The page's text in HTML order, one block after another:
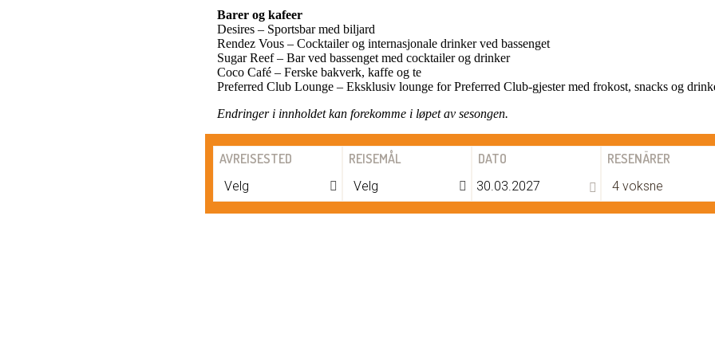
Barer og kafeer
Desires – Sportsbar med biljard
Rendez Vous – Cocktailer og internasjonale drinker ved bassenget
Sugar Reef – Bar ved bassenget med cocktailer og drinker
Coco Café – Ferske bakverk, kaffe og te
Preferred Club Lounge – Eksklusiv lounge for Preferred Club-gjester med frokost, snacks og
Endringer i innholdet kan forekomme i løpet av sesongen.